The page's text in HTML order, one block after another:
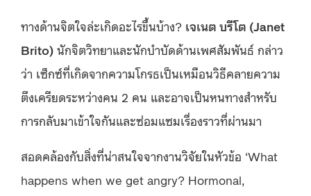
ทางด้านจิตใจล่ะเกิดอะไรขึ้นบ้าง? เจเนต บรีโต (Janet
Brito) นักจิตวิทยาและนักบำบัดด้านเพศสัมพันธ์ กล่าว
ว่า เซ็กซ์ที่เกิดจากความโกรธเป็นเหมือนวิธีคลายความ
ตึงเครียดระหว่างคน 2 คน และอาจเป็นหนทางสำหรับ
การกลับมาเข้าใจกันและซ่อมแซมเรื่องราวที่ผ่านมา
สอดคล้องกับสิ่งที่น่าสนใจจากงานวิจัยในหัวข้อ ‘What
happens when we get angry? Hormonal,